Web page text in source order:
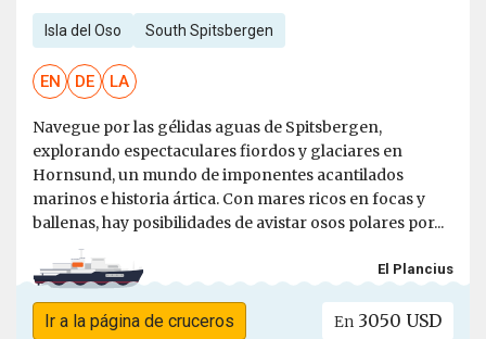
Isla del Oso South Spitsbergen
EN DE LA
Navegue por las gélidas aguas de Spitsbergen,
explorando espectaculares fiordos y glaciares en
Hornsund, un mundo de imponentes acantilados
marinos e historia ártica. Con mares ricos en focas y
ballenas, hay posibilidades de avistar osos polares por...
El Plancius
Ir a la página de cruceros En 3050 USD